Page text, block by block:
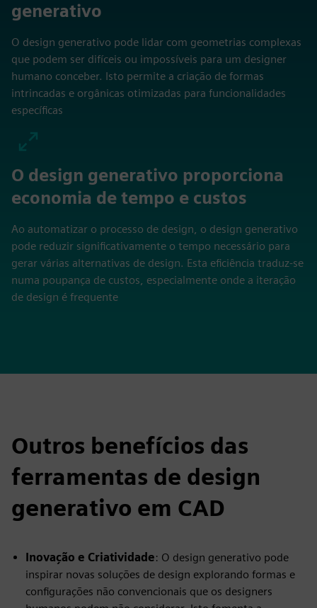
generativo
O design generativo pode lidar com geometrias complexas
que podem ser difíceis ou impossíveis para um designer
humano conceber. Isto permite a criação de formas
intrincadas e orgânicas otimizadas para funcionalidades
específicas
O design generativo proporciona
economia de tempo e custos
Ao automatizar o processo de design, o design generativo
pode reduzir significativamente o tempo necessário para
gerar várias alternativas de design. Esta eficiência traduz-se
numa poupança de custos, especialmente onde a iteração
de design é frequente
Outros benefícios das
ferramentas de design
generativo em CAD
Inovação e Criatividade: O design generativo pode
inspirar novas soluções de design explorando formas e
configurações não convencionais que os designers